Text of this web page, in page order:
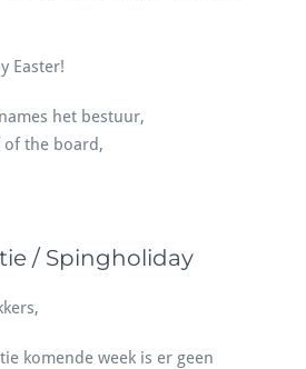
Easter!
het bestuur,
of the board,
/ Spingholiday
komende week is er geen